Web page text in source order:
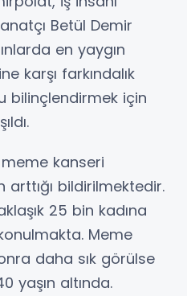
Betül Demir
en yaygın
karşı farkındalık
bilinçlendirmek için
kanseri
arttığı bildirilmektedir.
25 bin kadına
Meme
daha sık görülse
yaşın altında.